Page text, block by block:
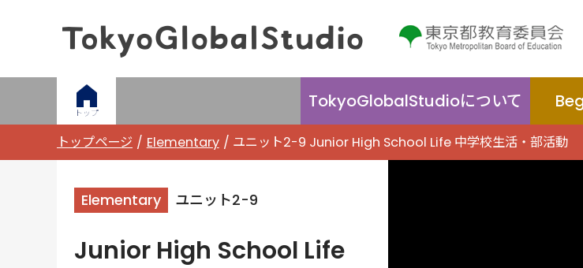
トップ
TokyoGlobalStudioについて
トップページ Elementary ユニット2-9 Junior High School Life 中学校生活・部活動
Elementary ユニット2-9
Junior High School Life